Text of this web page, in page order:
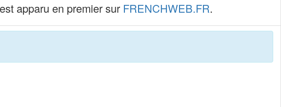
est apparu en premier sur FRENCHWEB.FR.